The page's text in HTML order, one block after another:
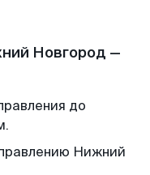
Новгород —
до
Нижний